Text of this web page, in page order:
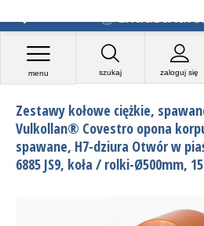
szukaj zaloguj się
menu
Zestawy kołowe ciężkie,
Vulkollan® Covestro opona
spawane, H7-dziura Otwór w
6885 JS9, koła / rolki-Ø500mm,